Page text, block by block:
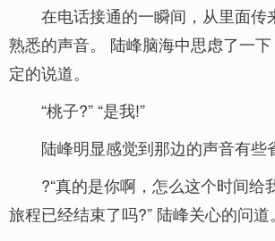
在电话接通的一瞬间，从里面传
熟悉的声音。 陆峰脑海中思虑了一
定的说道。
“桃子?” “是我!”
陆峰明显感觉到那边的声音有些
?“真的是你啊，怎么这个时间给
旅程已经结束了吗?” 陆峰关心的问道。